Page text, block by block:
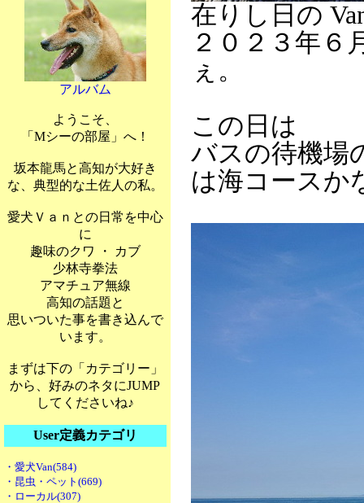
アルバム
ようこそ、
「Mシーの部屋」へ！
坂本龍馬と高知が大好き
な、典型的な土佐人の私。
愛犬Ｖａｎとの日常を中心
に
趣味のクワ ・ カブ
少林寺拳法
アマチュア無線
高知の話題と
思いついた事を書き込んで
います。
まずは下の「カテゴリー」
から、好みのネタにJUMP
してくださいね♪
User定義カテゴリ
・愛犬Van(584)
・昆虫・ペット(669)
・ローカル(307)
在りし日の
２０２３年６
ぇ。
この日は
バスの待機場
は海コースか